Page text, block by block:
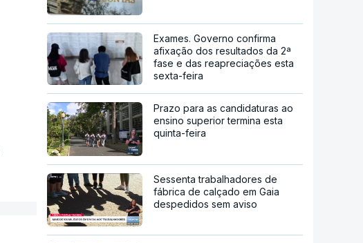
Exames. Governo confirma
afixação dos resultados da 2ª
fase e das reapreciações esta
sexta-feira
Prazo para as candidaturas ao
ensino superior termina esta
quinta-feira
Sessenta trabalhadores de
fábrica de calçado em Gaia
despedidos sem aviso